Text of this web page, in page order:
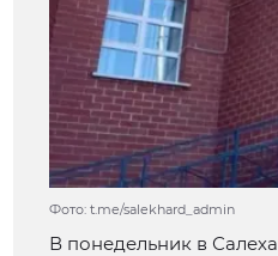
Фото: t.me/salekhard_admin
В понедельник в